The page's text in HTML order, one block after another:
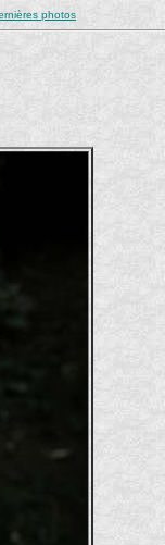
photos